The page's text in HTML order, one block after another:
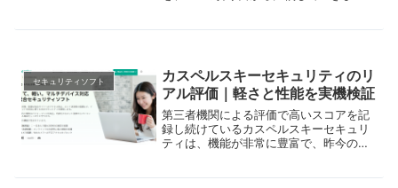
セキュリティソフト
カスペルスキーセキュリティのリ
アル評価｜軽さと性能を実機検証
第三者機関による評価で高いスコアを記
録し続けているカスペルスキーセキュリ
ティは、機能が非常に豊富で、昨今のト